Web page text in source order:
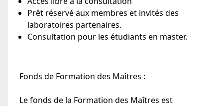
Prêt réservé aux membres et invités des
laboratoires partenaires.
Consultation pour les étudiants en master.
Fonds de Formation des Maîtres :
Le fonds de la Formation des Maîtres est